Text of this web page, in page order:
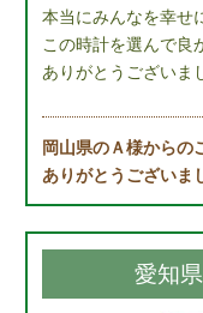
本当にみんなを幸せ
この時計を選んで良
ありがとうございま
岡山県のＡ様からの
ありがとうございま
愛知